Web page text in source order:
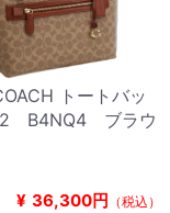
トートバッ
B4NQ4 ブラウ
¥ 36,300円 （税込）